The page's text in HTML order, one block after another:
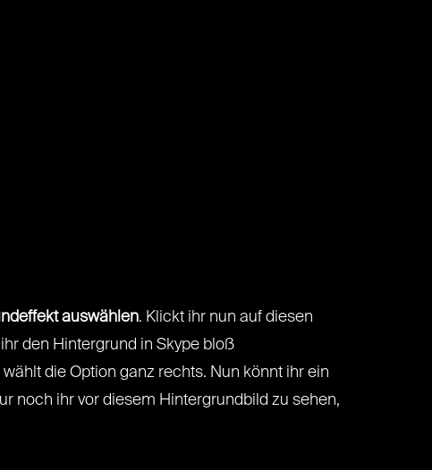
auswählen. Klickt ihr nun auf diesen
den Hintergrund in Skype bloß
die Option ganz rechts. Nun könnt ihr ein
noch ihr vor diesem Hintergrundbild zu sehen,